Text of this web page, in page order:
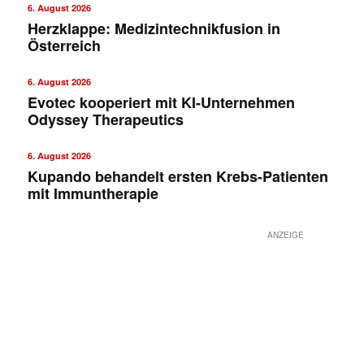
6. August 2026
Herzklappe: Medizintechnikfusion in
Österreich
6. August 2026
Evotec kooperiert mit KI-Unternehmen
Odyssey Therapeutics
6. August 2026
Kupando behandelt ersten Krebs-Patienten
mit Immuntherapie
ANZEIGE